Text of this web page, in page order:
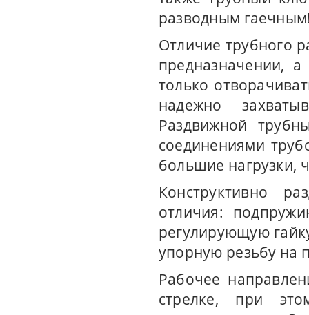
разводным
Отличие трубного
предназначении,
только
надежно
Раздвижной
соединениями
большие нагрузки,
Конструктивно
отличия:
регулирующую
упорную резьбу на
Рабочее
стрелке, при